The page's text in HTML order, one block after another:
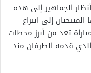
الجماهير إلى هذه
إلى انتزاع
تعد من أبرز محطات
قدمه الطرفان منذ